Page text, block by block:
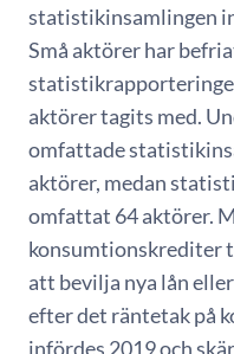
statistikinsamlingen
Små aktörer har
aktörer tagits med.
omfattade
aktörer, medan
omfattat 64 aktörer.
konsumtionskrediter
att bevilja nya lån
efter det räntetak på
infördes 2019 och